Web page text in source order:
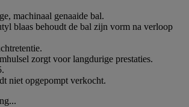
machinaal genaaide bal.
blaas behoudt de bal zijn vorm na verloop
zorgt voor langdurige prestaties.
niet opgepompt verkocht.